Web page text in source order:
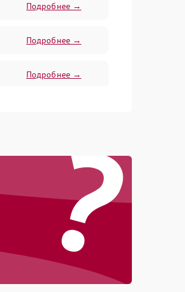
Подробнее →
Подробнее →
Подробнее →
?